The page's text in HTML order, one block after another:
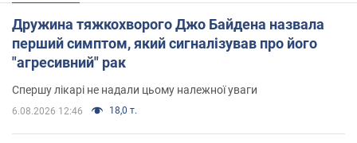
Дружина тяжкохворого Джо Байдена назвала
перший симптом, який сигналізував про його
"агресивний" рак
Спершу лікарі не надали цьому належної уваги
6.08.2026 12:46 18,0 т.